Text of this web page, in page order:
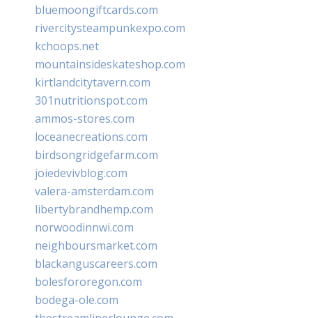
bluemoongiftcards.com
rivercitysteampunkexpo.com
kchoops.net
mountainsideskateshop.com
kirtlandcitytavern.com
301nutritionspot.com
ammos-stores.com
loceanecreations.com
birdsongridgefarm.com
joiedevivblog.com
valera-amsterdam.com
libertybrandhemp.com
norwoodinnwi.com
neighboursmarket.com
blackanguscareers.com
bolesfororegon.com
bodega-ole.com